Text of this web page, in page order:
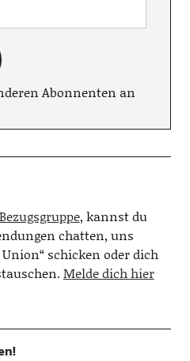
Abonnenten an
, kannst du
chatten, uns
schicken oder dich
Melde dich hier